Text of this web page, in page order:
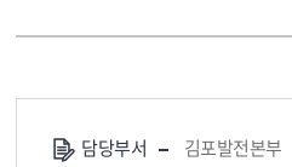
담당부서
김포발전본부